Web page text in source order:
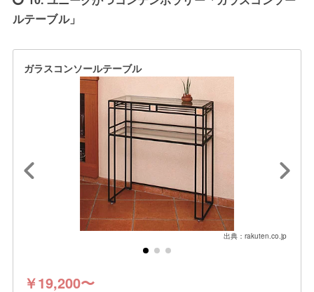
ルテーブル」
ガラスコンソールテーブル
出典：rakuten.co.jp
￥19,200〜